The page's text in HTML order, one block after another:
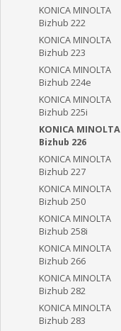
KONICA MINOLTA
Bizhub 222
KONICA MINOLTA
Bizhub 223
KONICA MINOLTA
Bizhub 224e
KONICA MINOLTA
Bizhub 225i
KONICA MINOLTA
Bizhub 226
KONICA MINOLTA
Bizhub 227
KONICA MINOLTA
Bizhub 250
KONICA MINOLTA
Bizhub 258i
KONICA MINOLTA
Bizhub 266
KONICA MINOLTA
Bizhub 282
KONICA MINOLTA
Bizhub 283